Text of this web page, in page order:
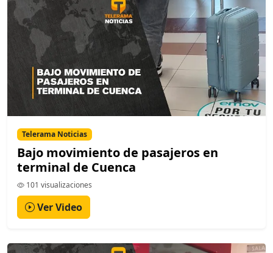
Telerama Noticias
Bajo movimiento de pasajeros en
terminal de Cuenca
101 visualizaciones
Ver Video